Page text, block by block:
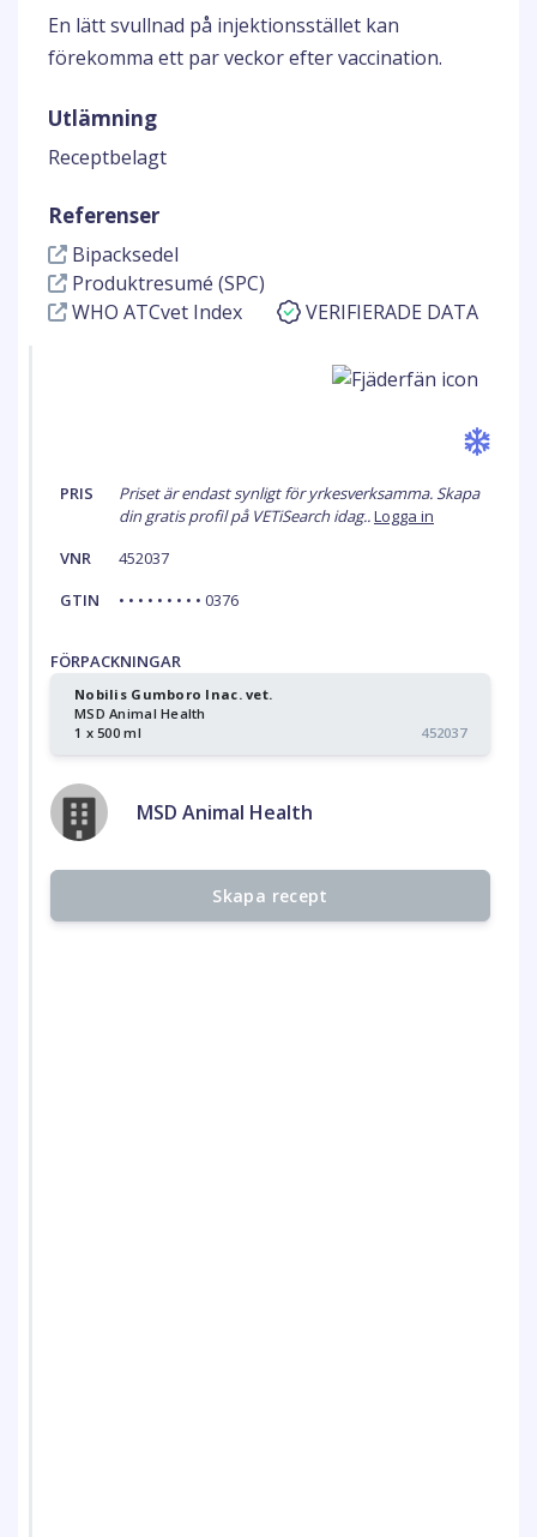
En lätt svullnad på injektionsstället kan
förekomma ett par veckor efter vaccination.
Utlämning
Receptbelagt
Referenser
Bipacksedel
Produktresumé (SPC)
WHO ATCvet Index
VERIFIERADE DATA
PRIS
Priset är endast synligt för yrkesverksamma. Skapa
din gratis profil på VETiSearch idag..Logga in
VNR
452037
GTIN
• • • • • • • • • 0376
FÖRPACKNINGAR
Nobilis Gumboro Inac. vet.
MSD Animal Health
1 x 500 ml
452037
MSD Animal Health
Skapa recept